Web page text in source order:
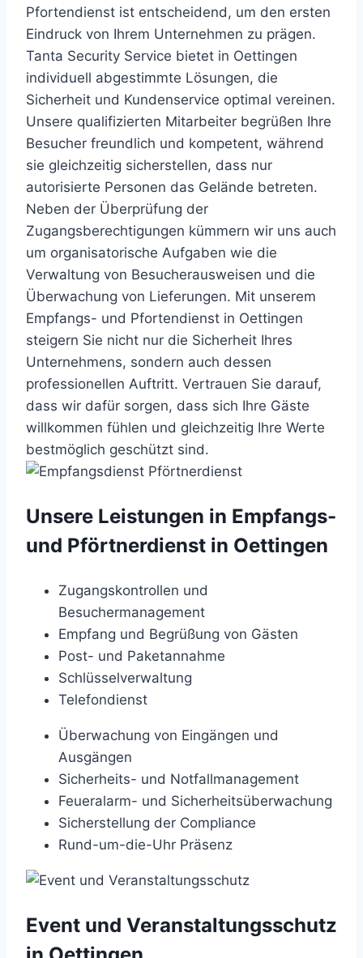
Pfortendienst ist entscheidend, um den ersten
Eindruck von Ihrem Unternehmen zu prägen.
Tanta Security Service bietet in Oettingen
individuell abgestimmte Lösungen, die
Sicherheit und Kundenservice optimal vereinen.
Unsere qualifizierten Mitarbeiter begrüßen Ihre
Besucher freundlich und kompetent, während
sie gleichzeitig sicherstellen, dass nur
autorisierte Personen das Gelände betreten.
Neben der Überprüfung der
Zugangsberechtigungen kümmern wir uns auch
um organisatorische Aufgaben wie die
Verwaltung von Besucherausweisen und die
Überwachung von Lieferungen. Mit unserem
Empfangs- und Pfortendienst in Oettingen
steigern Sie nicht nur die Sicherheit Ihres
Unternehmens, sondern auch dessen
professionellen Auftritt. Vertrauen Sie darauf,
dass wir dafür sorgen, dass sich Ihre Gäste
willkommen fühlen und gleichzeitig Ihre Werte
bestmöglich geschützt sind.
Unsere Leistungen in Empfangs-
und Pförtnerdienst in Oettingen
Zugangskontrollen und
Besuchermanagement
Empfang und Begrüßung von Gästen
Post- und Paketannahme
Schlüsselverwaltung
Telefondienst
Überwachung von Eingängen und
Ausgängen
Sicherheits- und Notfallmanagement
Feueralarm- und Sicherheitsüberwachung
Sicherstellung der Compliance
Rund-um-die-Uhr Präsenz
Event und Veranstaltungsschutz